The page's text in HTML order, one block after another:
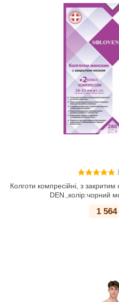
Колготи компресійні, з
DEN.,колір:чорний
1 564